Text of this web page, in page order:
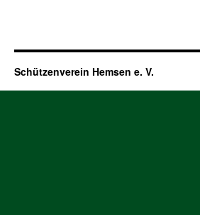
Schützenverein Hemsen e. V.